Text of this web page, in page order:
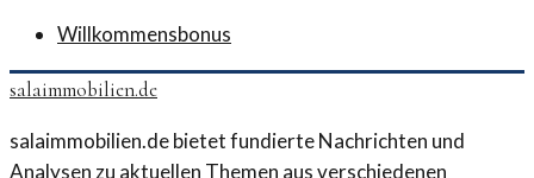
Willkommensbonus
salaimmobilien.de
salaimmobilien.de bietet fundierte Nachrichten und
Analysen zu aktuellen Themen aus verschiedenen